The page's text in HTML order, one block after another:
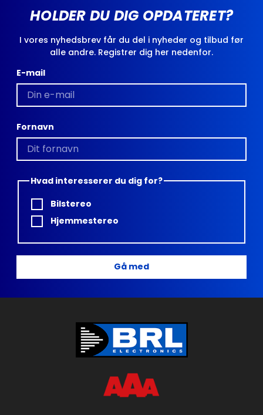
HOLDER DU DIG OPDATERET?
I vores nyhedsbrev får du del i nyheder og tilbud før
alle andre. Registrer dig her nedenfor.
E-mail
Fornavn
Hvad interesserer du dig for?
Bilstereo
Hjemmestereo
Gå med